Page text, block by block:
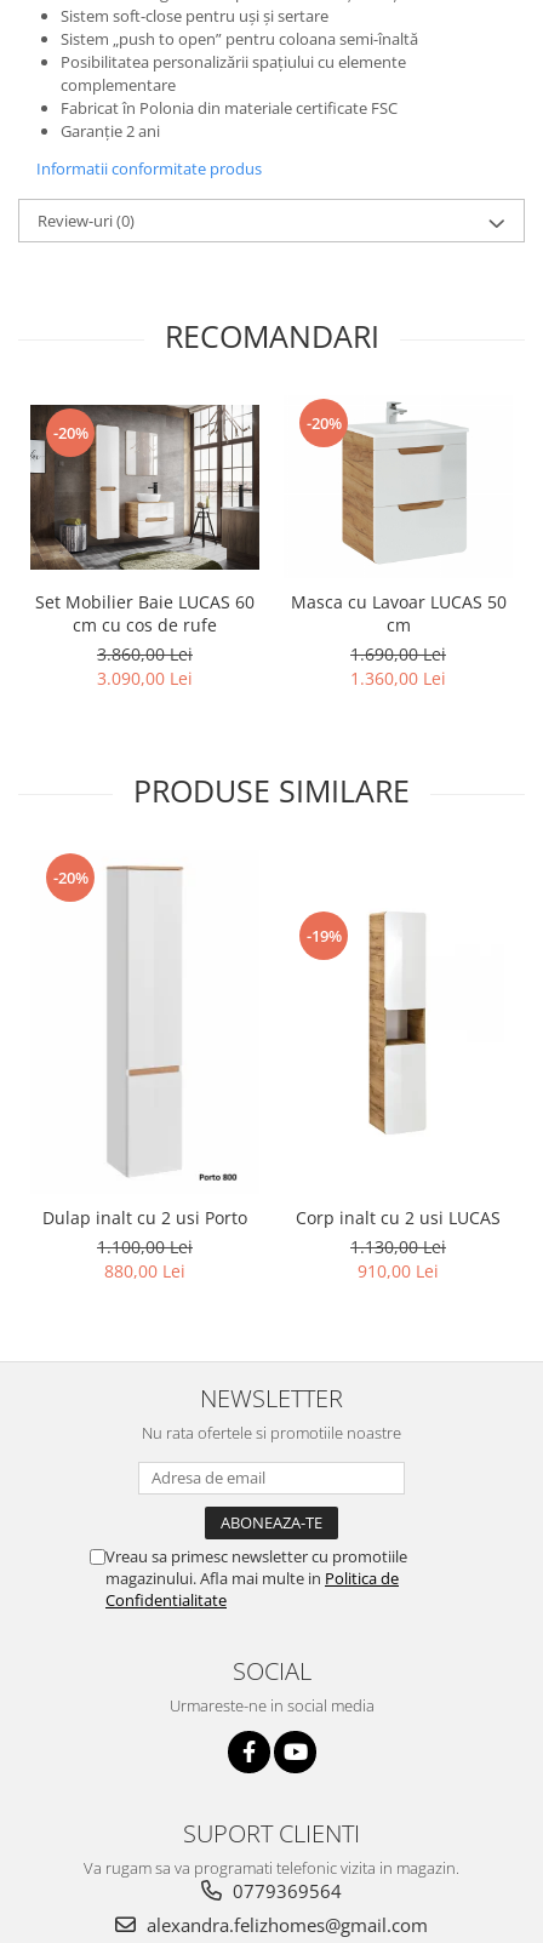
Sistem soft-close pentru uși și sertare
Sistem „push to open” pentru coloana semi-înaltă
Posibilitatea personalizării spațiului cu elemente
complementare
Fabricat în Polonia din materiale certificate FSC
Garanție 2 ani
Informatii conformitate produs
Review-uri(0)
RECOMANDARI
-20%
Set Mobilier Baie LUCAS 60
cm cu cos de rufe
3.860,00 Lei
3.090,00 Lei
-20%
Masca cu Lavoar LUCAS 50
cm
1.690,00 Lei
1.360,00 Lei
PRODUSE SIMILARE
-20%
Dulap inalt cu 2 usi Porto
1.100,00 Lei
880,00 Lei
-19%
Corp inalt cu 2 usi LUCAS
1.130,00 Lei
910,00 Lei
NEWSLETTER
Nu rata ofertele si promotiile noastre
Vreau sa primesc newsletter cu promotiile
magazinului. Afla mai multe in Politica de
Confidentialitate
SOCIAL
Urmareste-ne in social media
SUPORT CLIENTI
Va rugam sa va programati telefonic vizita in magazin.
0779369564
alexandra.felizhomes@gmail.com